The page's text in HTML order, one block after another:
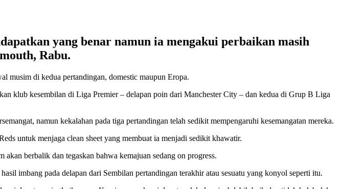
yang benar namun ia mengakui perbaikan masih
Rabu.
musim di kedua pertandingan, domestic maupun Eropa.
klub kesembilan di Liga Premier – delapan poin dari Manchester City – dan kedua di Grup B Liga
namun kekalahan pada tiga pertandingan telah sedikit mempengaruhi kesemangatan mereka.
untuk menjaga clean sheet yang membuat ia menjadi sedikit khawatir.
berbalik dan tegaskan bahwa kemajuan sedang on progress.
imbang pada delapan dari Sembilan pertandingan terakhir atau sesuatu yang konyol seperti itu.